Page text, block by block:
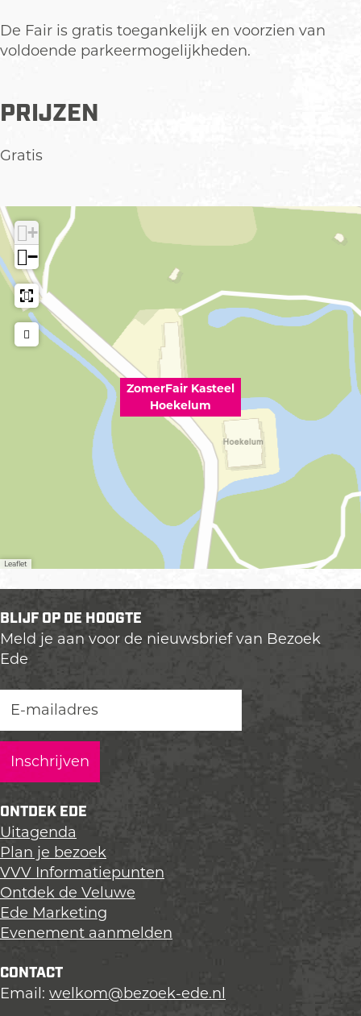
o
e
l
H
o
k
e
De Fair is gratis toegankelijk en voorzien van
voldoende parkeermogelijkheden.
PRIJZEN
Gratis
ZomerFair Kasteel
Hoekelum
+
−
Leaflet
BLIJF OP DE HOOGTE
Meld je aan voor de nieuwsbrief van Bezoek
Ede
ONTDEK EDE
Uitagenda
Plan je bezoek
VVV Informatiepunten
Ontdek de Veluwe
Ede Marketing
Evenement aanmelden
CONTACT
Email: welkom@bezoek-ede.nl